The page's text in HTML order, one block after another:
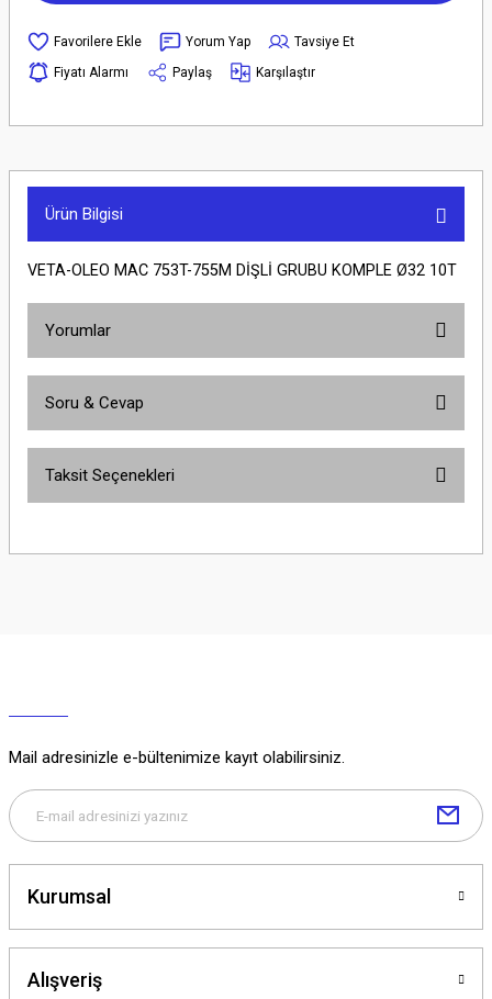
Yorum Yap
Tavsiye Et
Fiyatı Alarmı
Paylaş Karşılaştır
Ürün Bilgisi
VETA-OLEO MAC 753T-755M DİŞLİ GRUBU KOMPLE Ø32 10T
Yorumlar
Soru & Cevap
Soru Sor
Taksit Seçenekleri
Mail adresinizle e-bültenimize kayıt olabilirsiniz.
Kurumsal
Alışveriş